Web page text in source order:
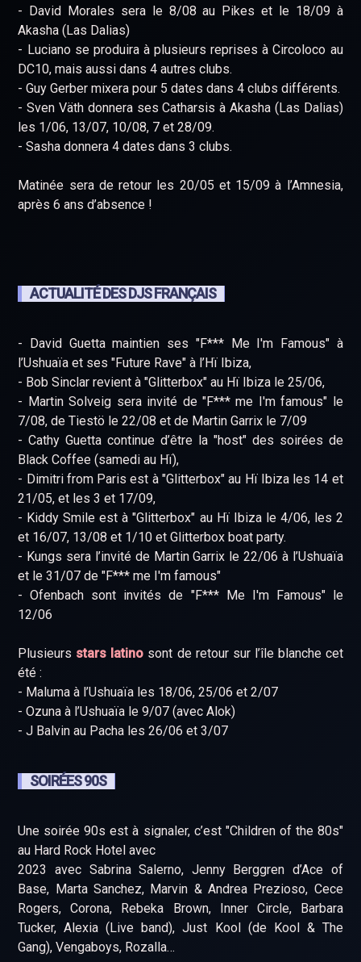
- David Morales sera le 8/08 au Pikes et le 18/09 à
Akasha (Las Dalias)
- Luciano se produira à plusieurs reprises à Circoloco au
DC10, mais aussi dans 4 autres clubs.
- Guy Gerber mixera pour 5 dates dans 4 clubs différents.
- Sven Väth donnera ses Catharsis à Akasha (Las Dalias)
les 1/06, 13/07, 10/08, 7 et 28/09.
- Sasha donnera 4 dates dans 3 clubs.
Matinée sera de retour les 20/05 et 15/09 à l’Amnesia,
après 6 ans d’absence !
ACTUALITÉ DES DJS FRANÇAIS
- David Guetta maintien ses "F*** Me I'm Famous" à
l’Ushuaïa et ses "Future Rave" à l’Hï Ibiza,
- Bob Sinclar revient à "Glitterbox" au Hï Ibiza le 25/06,
- Martin Solveig sera invité de "F*** me I'm famous" le
7/08, de Tiestö le 22/08 et de Martin Garrix le 7/09
- Cathy Guetta continue d’être la "host" des soirées de
Black Coffee (samedi au Hï),
- Dimitri from Paris est à "Glitterbox" au Hï Ibiza les 14 et
21/05, et les 3 et 17/09,
- Kiddy Smile est à "Glitterbox" au Hï Ibiza le 4/06, les 2
et 16/07, 13/08 et 1/10 et Glitterbox boat party.
- Kungs sera l’invité de Martin Garrix le 22/06 à l’Ushuaïa
et le 31/07 de "F*** me I'm famous"
- Ofenbach sont invités de "F*** Me I'm Famous" le
12/06
Plusieurs stars latino sont de retour sur l’île blanche cet
été :
- Maluma à l’Ushuaïa les 18/06, 25/06 et 2/07
- Ozuna à l’Ushuaïa le 9/07 (avec Alok)
- J Balvin au Pacha les 26/06 et 3/07
SOIRÉES 90S
Une soirée 90s est à signaler, c’est "Children of the 80s"
au Hard Rock Hotel avec
2023 avec Sabrina Salerno, Jenny Berggren d’Ace of
Base, Marta Sanchez, Marvin & Andrea Prezioso, Cece
Rogers, Corona, Rebeka Brown, Inner Circle, Barbara
Tucker, Alexia (Live band), Just Kool (de Kool & The
Gang), Vengaboys, Rozalla…